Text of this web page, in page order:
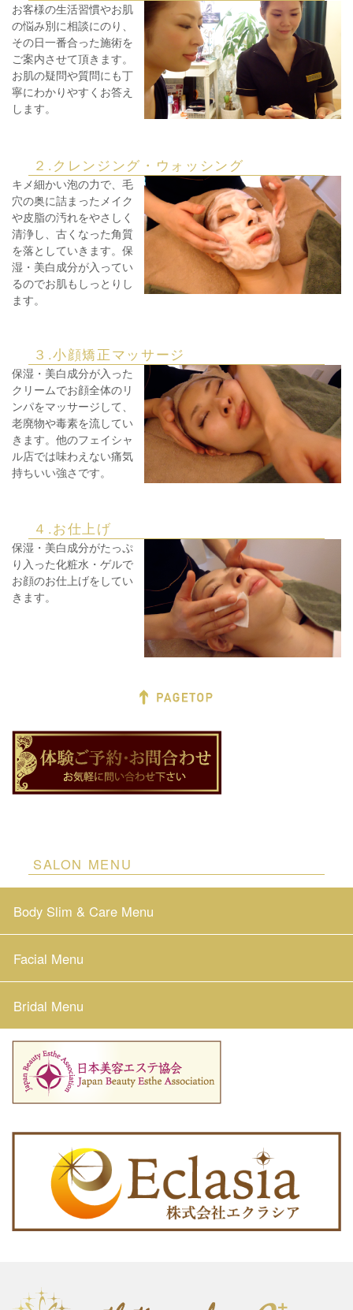
お客様の生活習慣やお肌
の悩み別に相談にのり、
その日一番合った施術を
ご案内させて頂きます。
お肌の疑問や質問にも丁
寧にわかりやすくお答え
します。
２.クレンジング・ウォッシング
キメ細かい泡の力で、毛
穴の奥に詰まったメイク
や皮脂の汚れをやさしく
清浄し、古くなった角質
を落としていきます。保
湿・美白成分が入ってい
るのでお肌もしっとりし
ます。
３.小顔矯正マッサージ
保湿・美白成分が入った
クリームでお顔全体のリ
ンパをマッサージして、
老廃物や毒素を流してい
きます。他のフェイシャ
ル店では味わえない痛気
持ちいい強さです。
４.お仕上げ
保湿・美白成分がたっぷ
り入った化粧水・ゲルで
お顔のお仕上げをしてい
きます。
SALON MENU
Body Slim & Care Menu
Facial Menu
Bridal Menu